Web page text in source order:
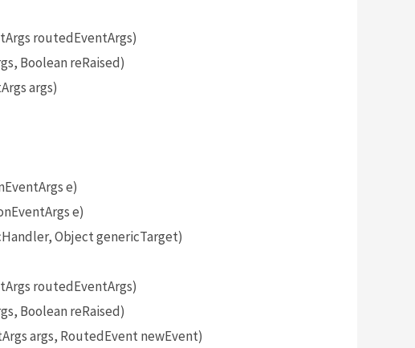
routedEventArgs)
Boolean reRaised)
args)
e)
e)
Object genericTarget)
routedEventArgs)
Boolean reRaised)
args, RoutedEvent newEvent)